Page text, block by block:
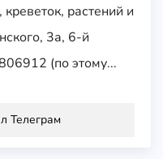
растений и
3а, 6-й
(по этому...
Телеграм